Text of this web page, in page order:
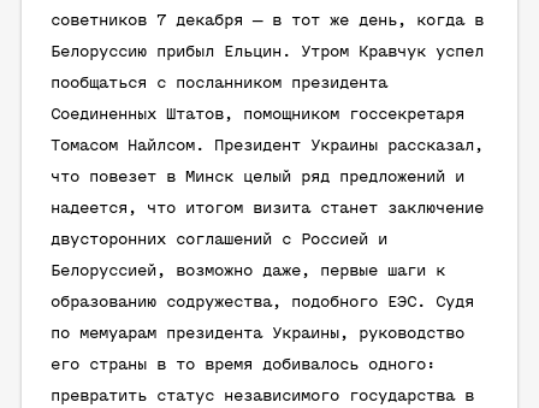
советников 7 декабря — в тот же день, когда в
Белоруссию прибыл Ельцин. Утром Кравчук успел
пообщаться с посланником президента
Соединенных Штатов, помощником госсекретаря
Томасом Найлсом. Президент Украины рассказал,
что повезет в Минск целый ряд предложений и
надеется, что итогом визита станет заключение
двусторонних соглашений с Россией и
Белоруссией, возможно даже, первые шаги к
образованию содружества, подобного ЕЭС. Судя
по мемуарам президента Украины, руководство
его страны в то время добивалось одного:
превратить статус независимого государства в